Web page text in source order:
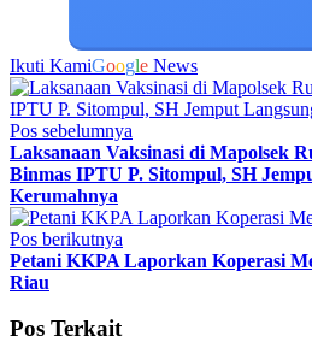
Ikuti KamiGoogle News
Pos sebelumnya
Laksanaan Vaksinasi di Mapolsek
Binmas IPTU P. Sitompul, SH
Kerumahnya
Pos berikutnya
Petani KKPA Laporkan Koperasi
Riau
Pos Terkait